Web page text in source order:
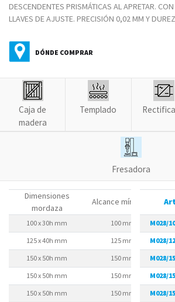
DESCENDENTES PRISMÁTICAS AL APRETAR.
LLAVES DE AJUSTE. PRECISIÓN 0,02 MM Y
DÓNDE COMPRAR
Caja de
madera
Templado
Fresadora
Dimensiones
mordaza
Alcance mín./máx.
100 x 30h mm 100 mm
125 x 40h mm
125 mm
150 x 50h mm
150 mm
150 x 50h mm
150 mm
150 x 50h mm
150 mm
M028/
M028/
M028/
M028/
M028/